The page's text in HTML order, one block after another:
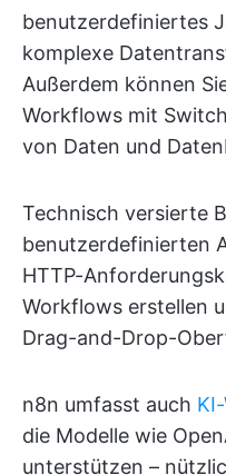
benutzerdefiniertes
komplexe
Außerdem können
Workflows mit
von Daten und
Technisch versierte
benutzerdefinierten
HTTP-
Workflows erstellen
Drag-and-Drop-
n8n umfasst auch
die Modelle wie
unterstützen –